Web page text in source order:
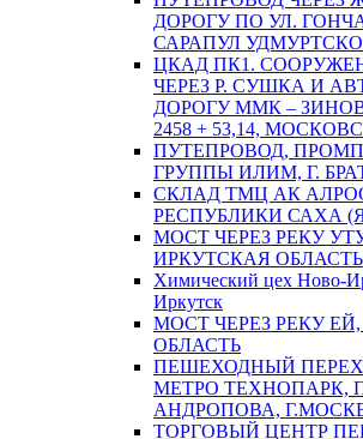
ДОРОГУ ПО УЛ.
САРАПУЛ
ЦКАД ПК1.
ЧЕРЕЗ Р. СУШКА И
ДОРОГУ ММК –
2458 + 53,14,
ПУТЕПРОВОД,
ГРУППЫ ИЛИМ, Г.
СКЛАД ТМЦ АК
РЕСПУБЛИКИ САХА
МОСТ ЧЕРЕЗ РЕКУ
ИРКУТСКАЯ ОБЛАСТЬ
Химический цех Ново-
Иркутск
МОСТ ЧЕРЕЗ РЕКУ
ОБЛАСТЬ
ПЕШЕХОДНЫЙ
МЕТРО ТЕХНОПАРК,
АНДРОПОВА,
ТОРГОВЫЙ ЦЕНТР